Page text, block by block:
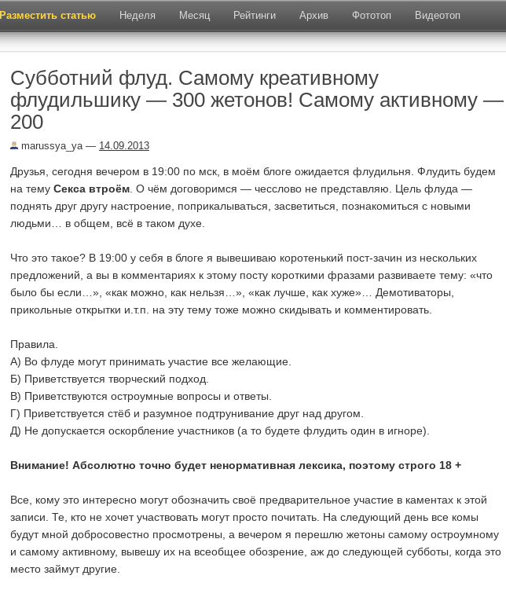
Разместить статью Неделя Месяц Рейтинги Архив Фототоп Видеотоп
Субботний флуд. Самому креативному
флудильшику — 300 жетонов! Самому активному —
200
marussya_ya— 14.09.2013
Друзья, сегодня вечером в 19:00 по мск, в моём блоге ожидается флудильня. Флудить будем
на тему Секса втроём . О чём договоримся — чесслово не представляю. Цель флуда —
поднять друг другу настроение, поприкалываться, засветиться, познакомиться с новыми
людьми… в общем, всё в таком духе.
Что это такое? В 19:00 у себя в блоге я вывешиваю коротенький пост-зачин из нескольких
предложений, а вы в комментариях к этому посту короткими фразами развиваете тему: «что
было бы если…», «как можно, как нельзя…», «как лучше, как хуже»… Демотиваторы,
прикольные открытки и.т.п. на эту тему тоже можно скидывать и комментировать.
Правила.
А) Во флуде могут принимать участие все желающие.
Б) Приветствуется творческий подход.
В) Приветствуются остроумные вопросы и ответы.
Г) Приветствуется стёб и разумное подтрунивание друг над другом.
Д) Не допускается оскорбление участников (а то будете флудить один в игноре).
Внимание! Абсолютно точно будет ненормативная лексика, поэтому строго 18 +
Все, кому это интересно могут обозначить своё предварительное участие в каментах к этой
записи. Те, кто не хочет участвовать могут просто почитать. На следующий день все комы
будут мной добросовестно просмотрены, а вечером я перешлю жетоны самому остроумному
и самому активному, вывешу их на всеобщее обозрение, аж до следующей субботы, когда это
место займут другие.